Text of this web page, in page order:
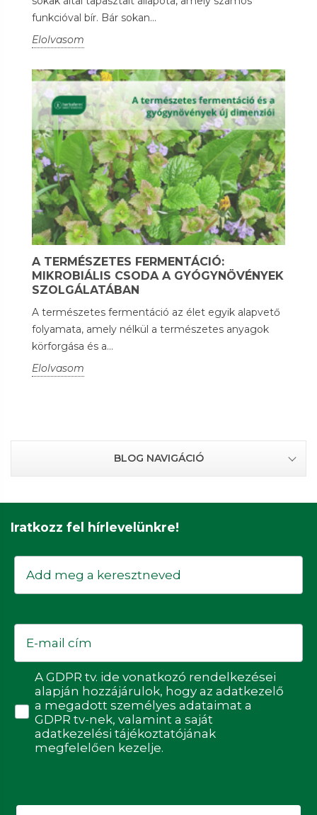
funkcióval bír. Bár sokan...
Elolvasom
A TERMÉSZETES FERMENTÁCIÓ:
MIKROBIÁLIS CSODA A GYÓGYNÖVÉNYEK
SZOLGÁLATÁBAN
A természetes fermentáció az élet egyik alapvető
folyamata, amely nélkül a természetes anyagok
körforgása és a...
Elolvasom
BLOG NAVIGÁCIÓ
Iratkozz fel hírlevelünkre!
Keresztnév
Email
Adatvédelmi hozzájárulás
A GDPR tv. ide vonatkozó rendelkezései
alapján hozzájárulok, hogy az adatkezelő
a megadott személyes adataimat a
GDPR tv-nek, valamint a saját
adatkezelési tájékoztatójának
megfelelően kezelje.